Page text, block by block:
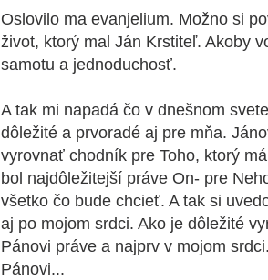
Oslovilo ma evanjelium. Možno si
život, ktorý mal Ján Krstiteľ. Akoby
samotu a jednoduchosť.
A tak mi napadá čo v dnešnom
dôležité a prvoradé aj pre mňa.
vyrovnať chodník pre Toho, ktorý
bol najdôležitejší práve On- pre
všetko čo bude chcieť. A tak si
aj po mojom srdci. Ako je dôležité
Pánovi práve a najprv v mojom
Pánovi...